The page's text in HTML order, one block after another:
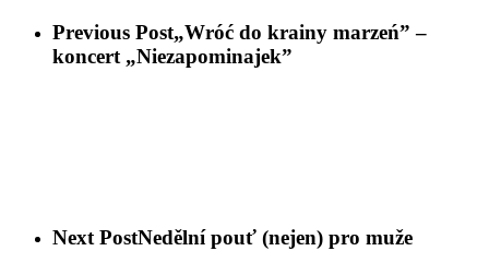
Previous Post„Wróć do krainy marzeń” –
koncert „Niezapominajek”
Next PostNedělní pouť (nejen) pro muže